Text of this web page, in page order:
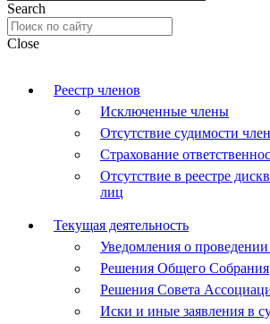
Search
Close
Реестр членов
Исключенные члены
Отсутствие судимости
Страхование
Отсутствие в реестре
лиц
Текущая деятельность
Уведомления о
Решения Общего Собрания
Решения Совета
Иски и иные заявления в